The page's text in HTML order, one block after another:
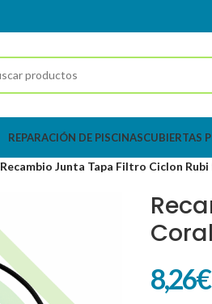
REPARACIÓN DE PISCINASCUBIERTAS
Recambio Junta Tapa Filtro Ciclon
8,26€